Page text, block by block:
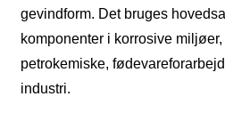
gevindform. Det bruges
komponenter i korrosive
petrokemiske,
industri.